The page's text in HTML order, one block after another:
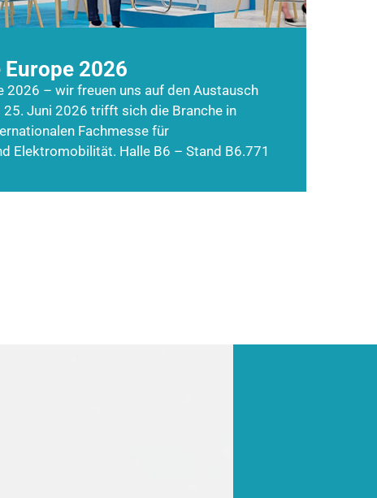
2026
2026 – wir freuen uns auf den Austausch
Juni 2026 trifft sich die Branche in
Fachmesse für
Elektromobilität. Halle B6 – Stand B6.771